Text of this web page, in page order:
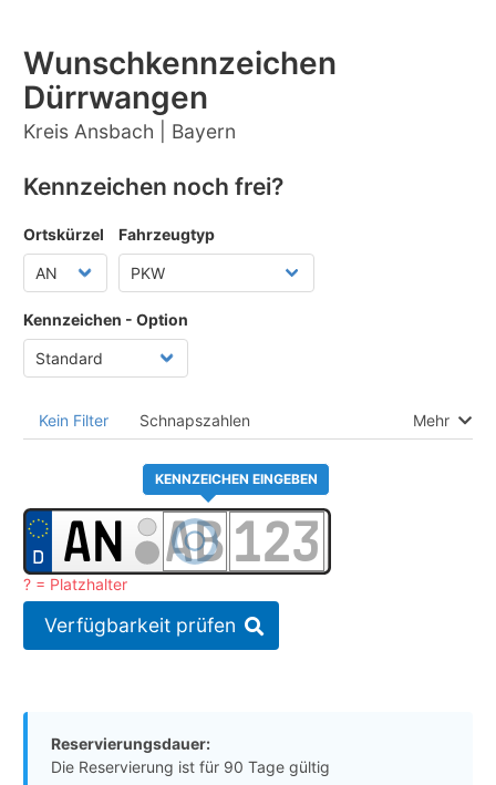
Wunschkennzeichen
Dürrwangen
Kreis Ansbach | Bayern
Kennzeichen noch frei?
Ortskürzel Fahrzeugtyp
Kennzeichen - Option
Kein Filter Schnapszahlen Mehr
KENNZEICHEN EINGEBEN
? = Platzhalter
Verfügbarkeit prüfen
Reservierungsdauer:
Die Reservierung ist für 90 Tage gültig